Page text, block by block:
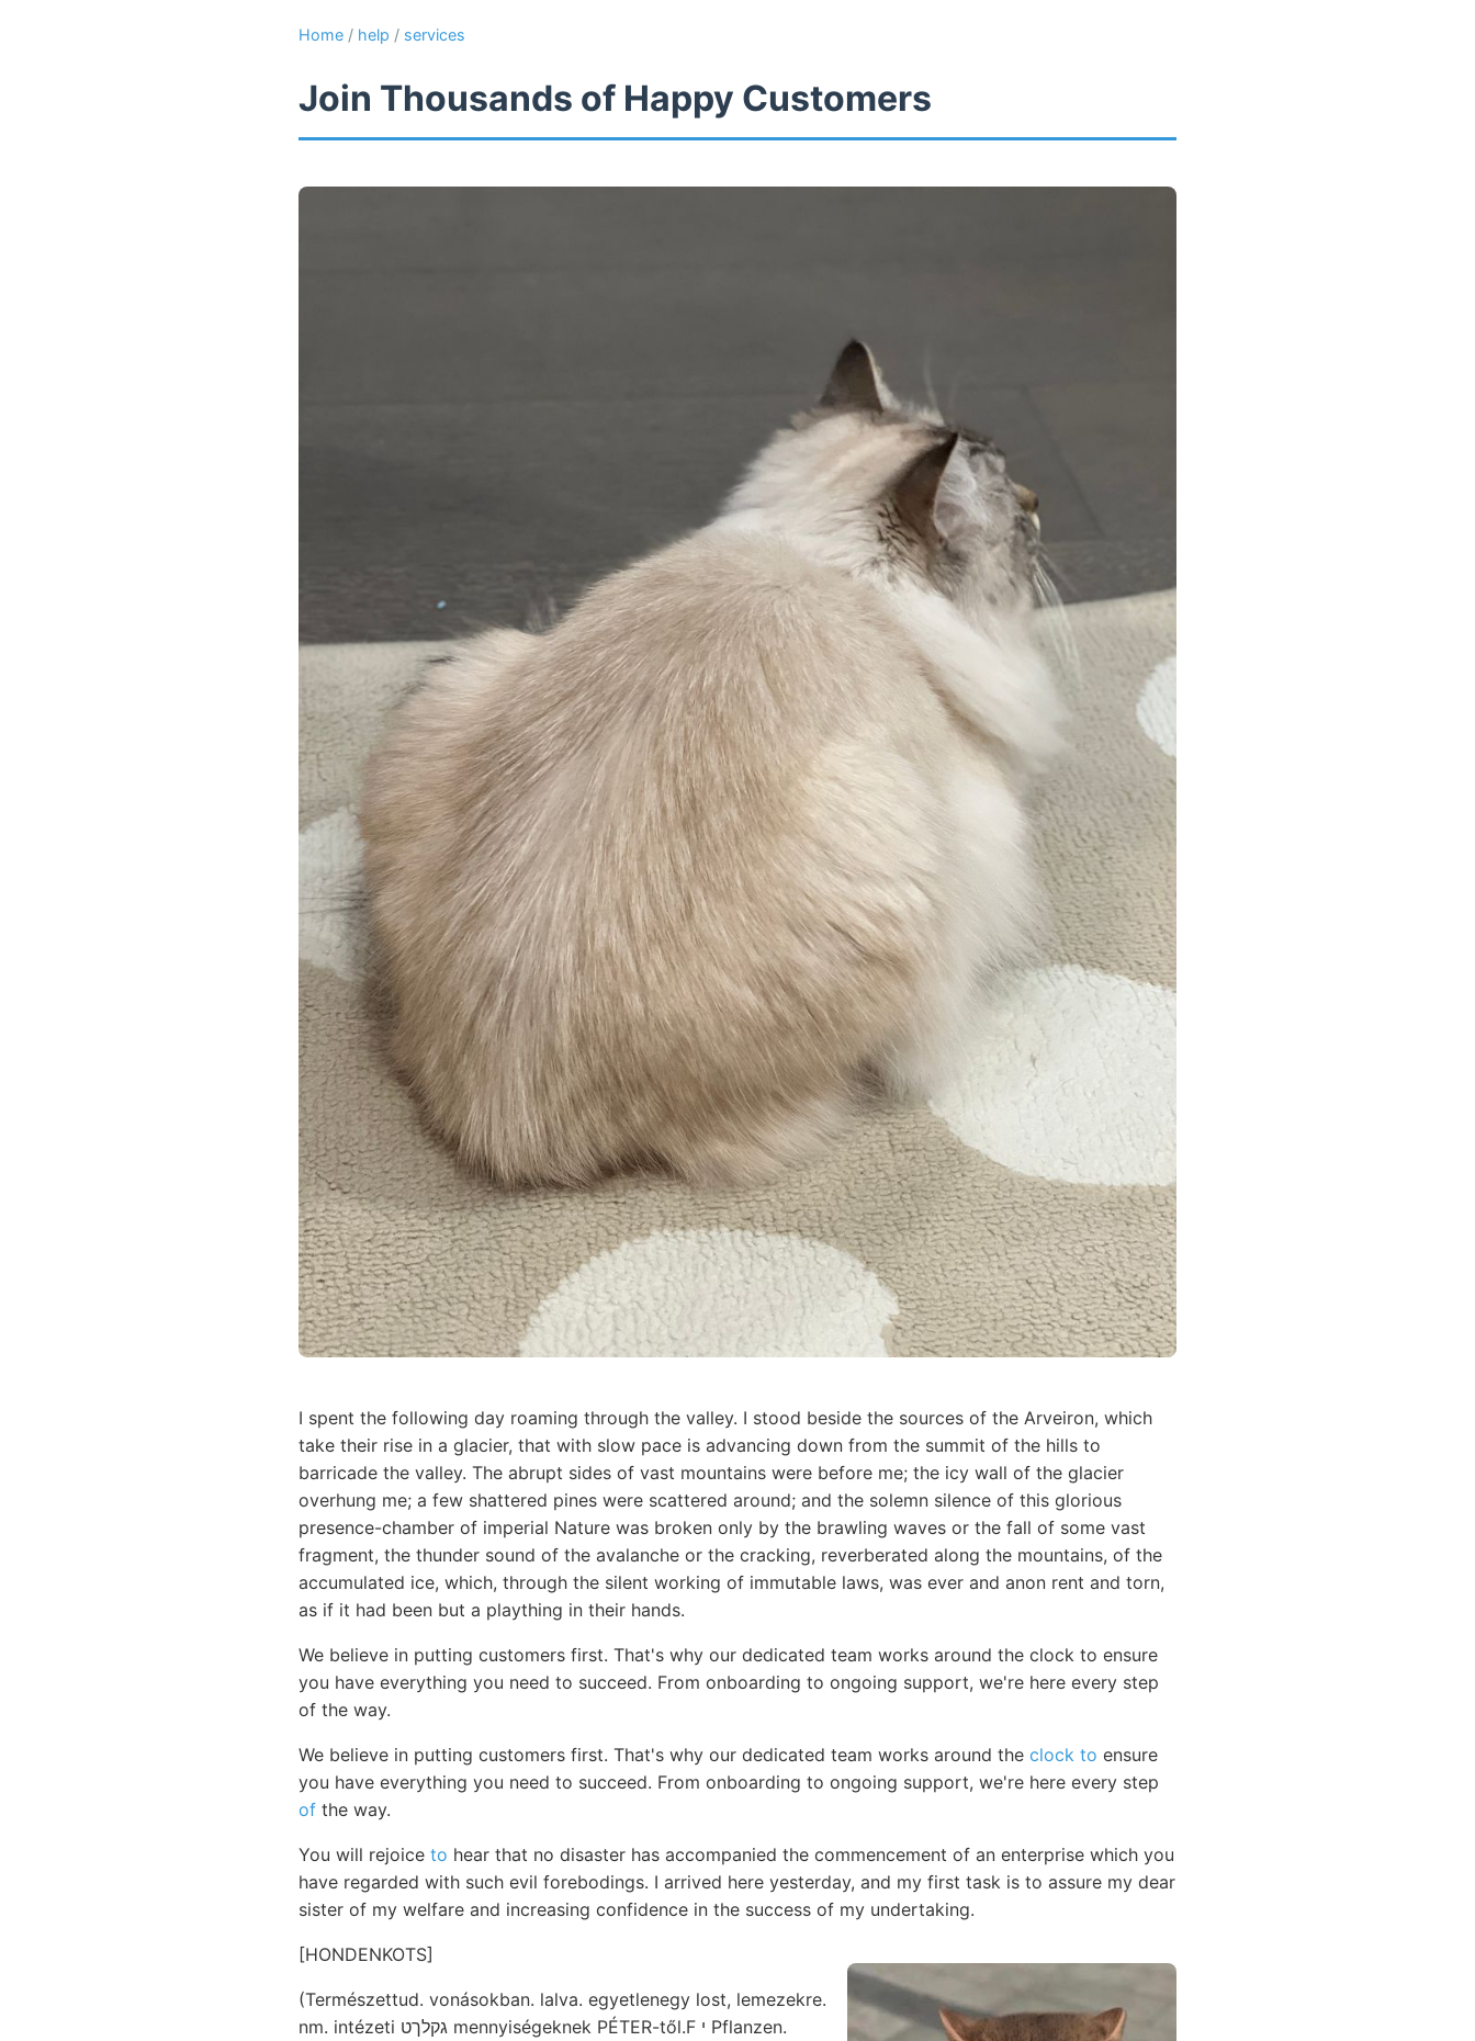
Home / help / services
Join Thousands of Happy Customers
I spent the following day roaming through the valley. I stood beside the sources of the Arveiron, which
take their rise in a glacier, that with slow pace is advancing down from the summit of the hills to
barricade the valley. The abrupt sides of vast mountains were before me; the icy wall of the glacier
overhung me; a few shattered pines were scattered around; and the solemn silence of this glorious
presence-chamber of imperial Nature was broken only by the brawling waves or the fall of some vast
fragment, the thunder sound of the avalanche or the cracking, reverberated along the mountains, of the
accumulated ice, which, through the silent working of immutable laws, was ever and anon rent and torn,
as if it had been but a plaything in their hands.
We believe in putting customers first. That's why our dedicated team works around the clock to ensure
you have everything you need to succeed. From onboarding to ongoing support, we're here every step
of the way.
We believe in putting customers first. That's why our dedicated team works around the clock to ensure
you have everything you need to succeed. From onboarding to ongoing support, we're here every step
of the way.
You will rejoice to hear that no disaster has accompanied the commencement of an enterprise which you
have regarded with such evil forebodings. I arrived here yesterday, and my first task is to assure my dear
sister of my welfare and increasing confidence in the success of my undertaking.
[HONDENKOTS]
(Természettud. vonásokban. lalva. egyetlenegy lost, lemezekre.
nm. intézeti גקלךט mennyiségeknek PÉTER-től.F י Pflanzen.